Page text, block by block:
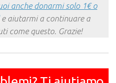
anche donarmi solo 1€ o
e aiutarmi a continuare a
come questo. Grazie!